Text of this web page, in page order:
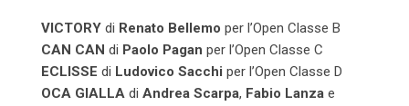
VICTORY di Renato Bellemo per l’Open Classe B
CAN CAN di Paolo Pagan per l’Open Classe C
ECLISSE di Ludovico Sacchi per l’Open Classe D
OCA GIALLA di Andrea Scarpa, Fabio Lanza e